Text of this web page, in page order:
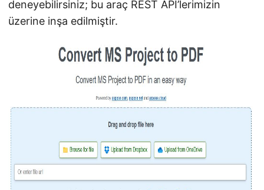
deneyebilirsiniz; bu araç REST API’lerimizin
üzerine inşa edilmiştir.